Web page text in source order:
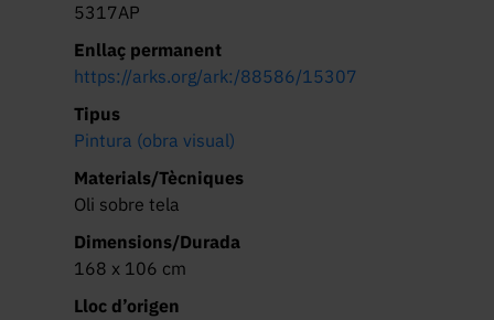
5317AP
Enllaç permanent
https://arks.org/ark:/88586/15307
Tipus
Pintura (obra visual)
Materials/Tècniques
Oli sobre tela
Dimensions/Durada
168 x 106 cm
Lloc d’origen